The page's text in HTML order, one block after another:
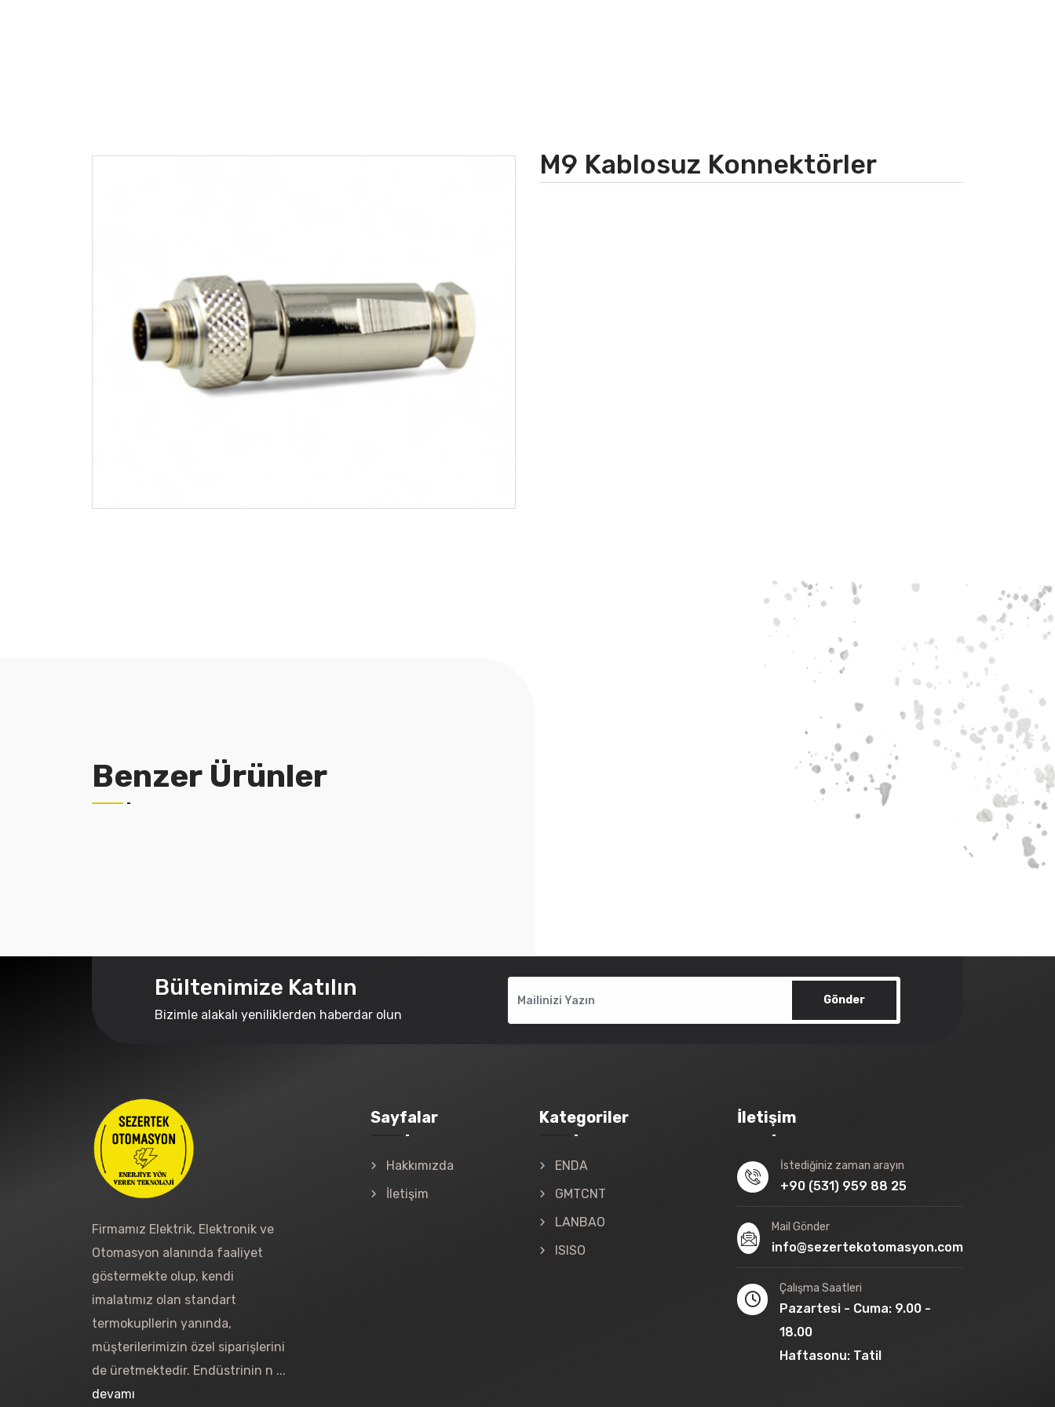
M9 Kablosuz Konnektörler
Benzer Ürünler
Bültenimize Katılın
Bizimle alakalı yeniliklerden haberdar olun
Gönder
Firmamız Elektrik, Elektronik ve
Otomasyon alanında faaliyet
göstermekte olup, kendi
imalatımız olan standart
termokupllerin yanında,
müşterilerimizin özel siparişlerini
de üretmektedir. Endüstrinin n ...
devamı
Sayfalar
Hakkımızda
İletişim
Kategoriler
ENDA
GMTCNT
LANBAO
ISISO
İletişim
İstediğiniz zaman arayın
+90 (531) 959 88 25
Mail Gönder
info@sezertekotomasyon.com
Çalışma Saatleri
Pazartesi - Cuma: 9.00 -
18.00
Haftasonu: Tatil